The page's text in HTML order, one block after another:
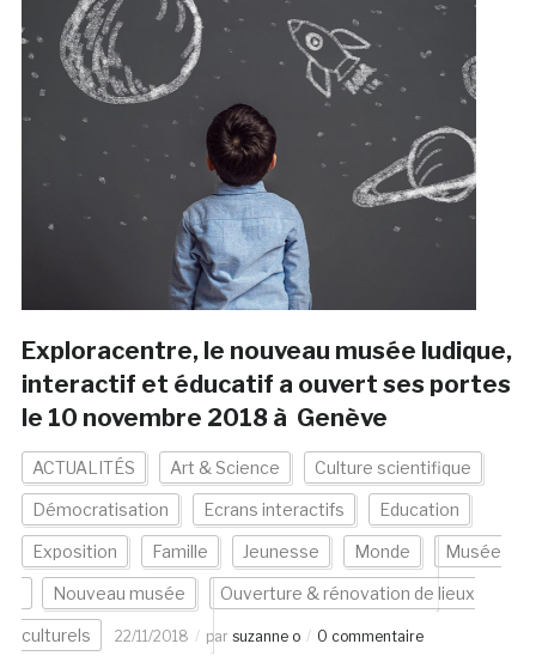
Exploracentre, le nouveau musée ludique,
interactif et éducatif a ouvert ses portes
le 10 novembre 2018 à Genève
ACTUALITÉS Art & Science Culture scientifique
Démocratisation Ecrans interactifs Education
Exposition Famille Jeunesse Monde Musée
Nouveau musée Ouverture & rénovation de lieux
culturels 22/11/2018 par suzanne o 0 commentaire